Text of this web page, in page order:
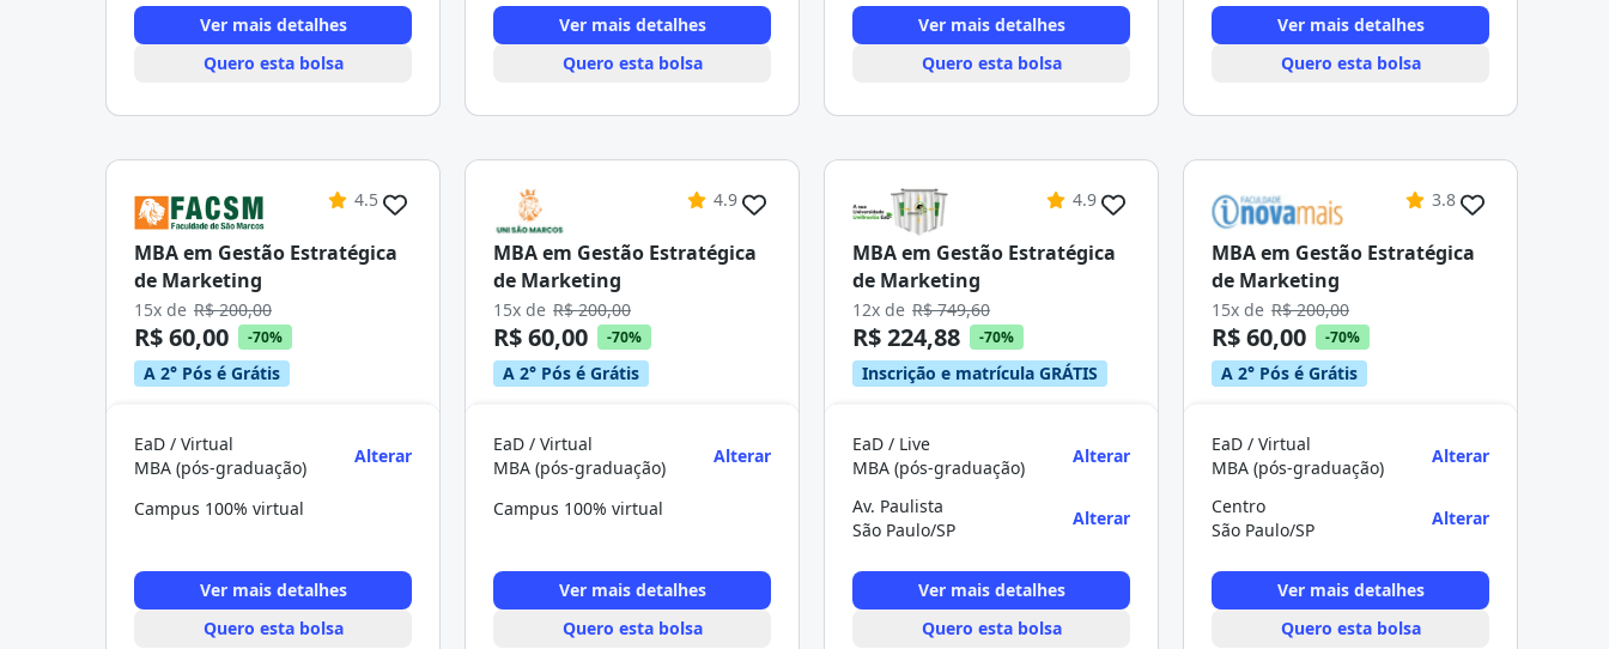
Ver mais detalhes
Quero esta bolsa
Ver mais detalhes
Quero esta bolsa
Ver mais detalhes
Quero esta bolsa
Ver mais detalhes
Quero esta bolsa
4.5
MBA em Gestão Estratégica
de Marketing
15x de R$ 200,00
R$ 60,00 -70%
A 2° Pós é Grátis
EaD / Virtual
MBA (pós-graduação)
Alterar
Campus 100% virtual
Ver mais detalhes
Quero esta bolsa
4.9
MBA em Gestão Estratégica
de Marketing
15x de R$ 200,00
R$ 60,00 -70%
A 2° Pós é Grátis
EaD / Virtual
MBA (pós-graduação)
Alterar
Campus 100% virtual
Ver mais detalhes
Quero esta bolsa
4.9
MBA em Gestão Estratégica
de Marketing
12x de R$ 749,60
R$ 224,88 -70%
Inscrição e matrícula GRÁTIS
EaD / Live
MBA (pós-graduação)
Alterar
Av. Paulista
São Paulo/SP
Alterar
Ver mais detalhes
Quero esta bolsa
3.8
MBA em Gestão Estratégica
de Marketing
15x de R$ 200,00
R$ 60,00 -70%
A 2° Pós é Grátis
EaD / Virtual
MBA (pós-graduação)
Alterar
Centro
São Paulo/SP
Alterar
Ver mais detalhes
Quero esta bolsa